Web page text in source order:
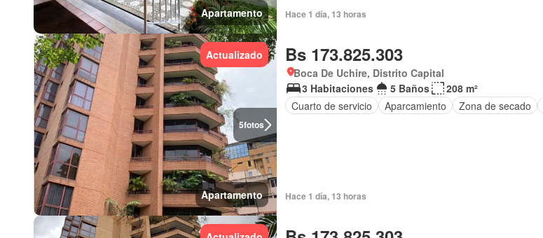
Apartamento Hace 1 día, 13 horas
5fotos
Actualizado
Apartamento
Bs 173.825.303
Boca De Uchire, Distrito Capital
3 Habitaciones
5 Baños
208 m²
Cuarto de servicio
Aparcamiento Zona de secado
Hace 1 día, 13 horas